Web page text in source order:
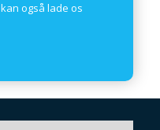
også lade os